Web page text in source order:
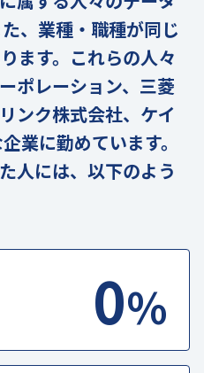
、業種・職種が同じ
ます。これらの人々
ポレーション、三菱
ンク株式会社、ケイ
業に勤めています。
人には、以下のよう
0%